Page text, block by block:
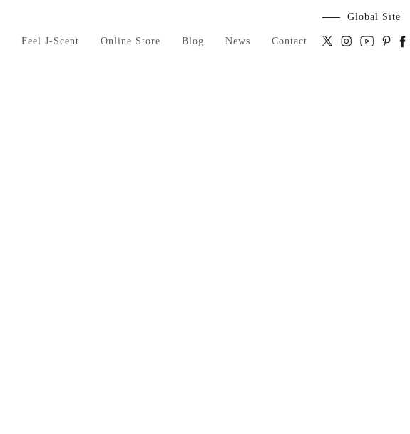
Feel J-Scent Online Store Blog News Contact
Global Site